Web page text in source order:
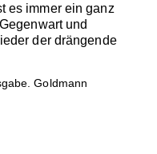
es immer ein ganz
und
der drängende
Goldmann